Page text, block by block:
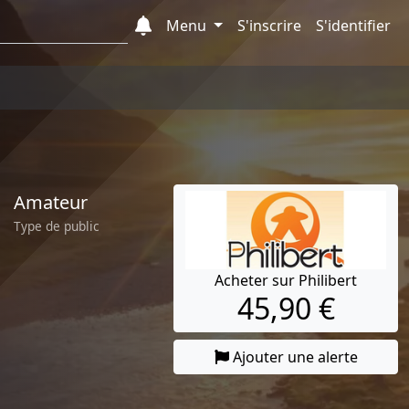
Menu
S'inscrire S'identifier
Amateur
Type de public
Acheter sur Philibert
45,90 €
Ajouter une alerte